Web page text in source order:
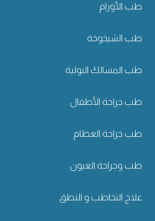
طب الأورام
طب الشيخوخة
طب المسالك البولية
طب جراحة الأطفال
طب جراحة العظام
طب وجراحة العيون
علاج التخاطب و النطق